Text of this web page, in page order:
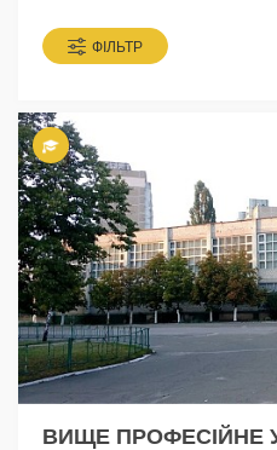
ФІЛЬТР
ВИЩЕ ПРОФЕСІЙНЕ